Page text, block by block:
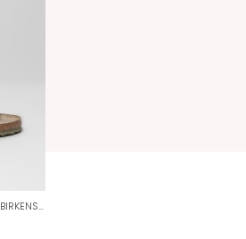
Sandalen aus Veloursleder von BIRKENSTOCK